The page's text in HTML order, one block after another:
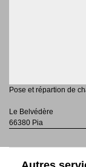
Pose et répartion de
Le Belvédère
66380 Pia